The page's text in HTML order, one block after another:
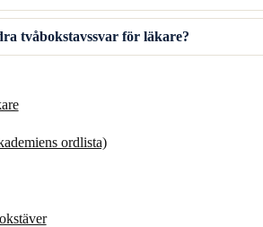
tvåbokstavssvar för läkare?
ordlista)